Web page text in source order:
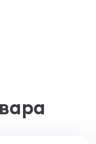
распыление,